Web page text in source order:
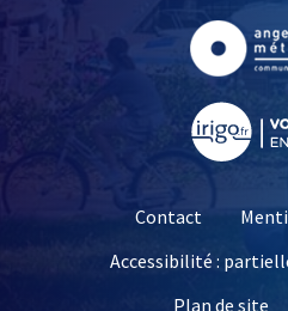
Contact
Accessibilité :
Plan de site